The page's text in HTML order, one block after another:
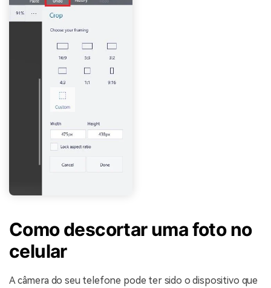
Como descortar uma foto no
celular
A câmera do seu telefone pode ter sido o dispositivo que